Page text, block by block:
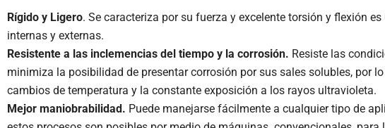
Rígido y Ligero. Se caracteriza por su fuerza y excelente torsión y flexión
internas y externas.
Resistente a las inclemencias del tiempo y la corrosión. Resiste las
minimiza la posibilidad de presentar corrosión por sus sales solubles, por
cambios de temperatura y la constante exposición a los rayos ultravioleta.
Mejor maniobrabilidad. Puede manejarse fácilmente a cualquier tipo de